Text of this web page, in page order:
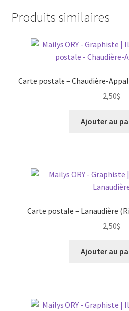
Produits similaires
Carte postale – Chaudière-
2,50$
Ajouter au
Carte postale – Lanaudière
2,50$
Ajouter au